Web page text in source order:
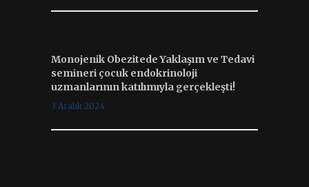
Monojenik Obezitede Yaklaşım ve Tedavi
semineri çocuk endokrinoloji
uzmanlarının katılımıyla gerçekleşti!
3 Aralık 2024